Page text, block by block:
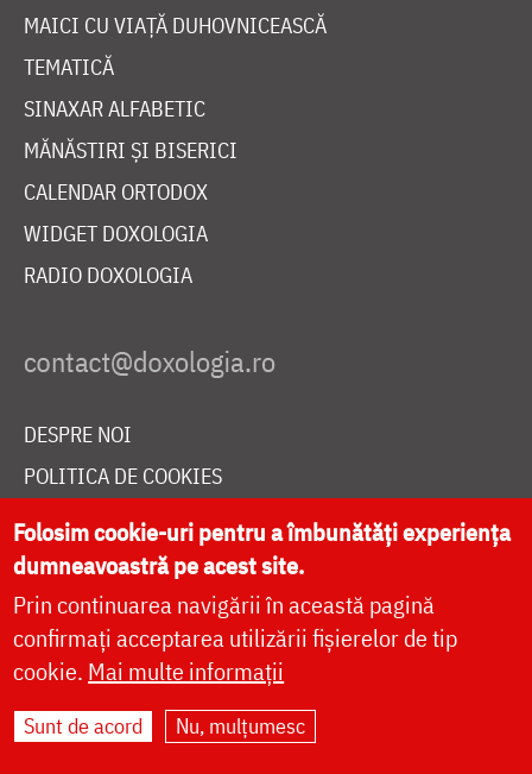
MAICI CU VIAȚĂ DUHOVNICEASCĂ
TEMATICĂ
SINAXAR ALFABETIC
MĂNĂSTIRI ȘI BISERICI
CALENDAR ORTODOX
WIDGET DOXOLOGIA
RADIO DOXOLOGIA
DESPRE NOI
POLITICA DE COOKIES
DONEAZĂ ONLINE PENTRU CATEDRALA NAȚIONALĂ
LIVE
Site dezvoltat deDOXOLOGIA MEDIA
Arhiepiscopia Iașilor | ©
Folosim cookie-uri pentru a îmbunătăți experiența
dumneavoastră pe acest site.
Prin continuarea navigării în această pagină
confirmați acceptarea utilizării fișierelor de tip
cookie. Mai multe informații
Sunt de acord Nu, mulțumesc